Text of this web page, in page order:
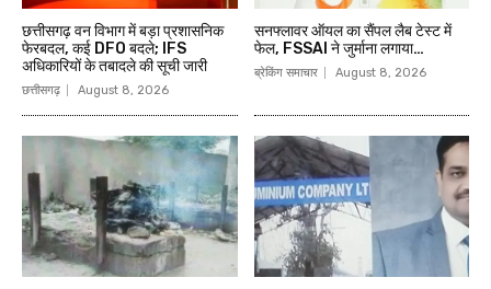
छत्तीसगढ़ वन विभाग में बड़ा प्रशासनिक
फेरबदल, कई DFO बदले; IFS
अधिकारियों के तबादले की सूची जारी
छत्तीसगढ़ August 8, 2026
सनफ्लावर ऑयल का सैंपल लैब टेस्ट में
फेल, FSSAI ने जुर्माना लगाया…
ब्रेकिंग समाचार August 8, 2026